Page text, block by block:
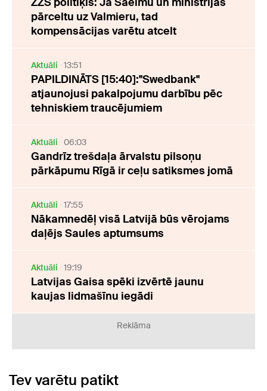
pārceltu uz Valmieru, tad
kompensācijas varētu atcelt
Aktuāli 13:51
PAPILDINĀTS [15:40]:"Swedbank"
atjaunojusi pakalpojumu darbību pēc
tehniskiem traucējumiem
Aktuāli 06:03
Gandrīz trešdaļa ārvalstu pilsoņu
pārkāpumu Rīgā ir ceļu satiksmes jomā
Aktuāli 17:55
Nākamnedēļ visā Latvijā būs vērojams
daļējs Saules aptumsums
Aktuāli 19:19
Latvijas Gaisa spēki izvērtē jaunu
kaujas lidmašīnu iegādi
Reklāma
Tev varētu patikt